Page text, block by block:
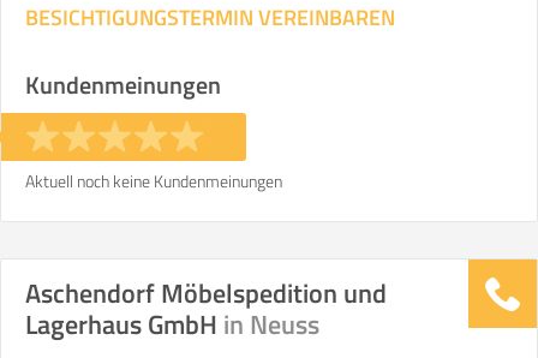
BESICHTIGUNGSTERMIN VEREINBAREN
Kundenmeinungen
Aktuell noch keine Kundenmeinungen
Aschendorf Möbelspedition und
Lagerhaus GmbH in Neuss